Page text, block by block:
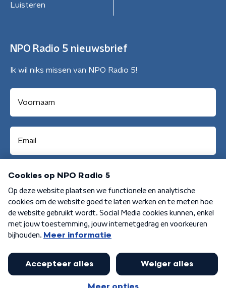
Luisteren
NPO Radio 5 nieuwsbrief
Ik wil niks missen van NPO Radio 5!
Aanmelden
Algemene voorwaarden Privacybeleid